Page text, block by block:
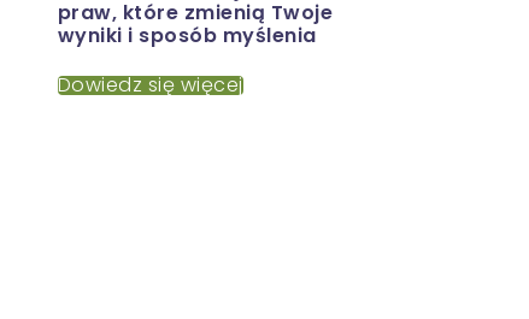
praw, które zmienią Twoje
wyniki i sposób myślenia
Dowiedz się więcej